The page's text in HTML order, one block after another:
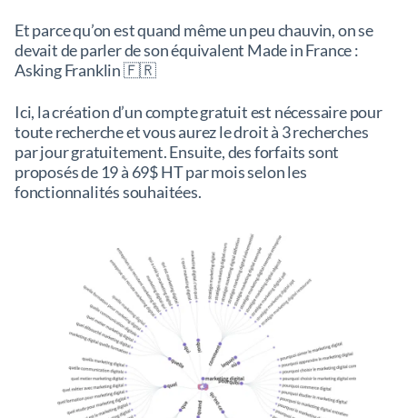
Et parce qu’on est quand même un peu chauvin, on se
devait de parler de son équivalent Made in France :
Asking Franklin 🇫🇷
Ici, la création d’un compte gratuit est nécessaire pour
toute recherche et vous aurez le droit à 3 recherches
par jour gratuitement. Ensuite, des forfaits sont
proposés de 19 à 69$ HT par mois selon les
fonctionnalités souhaitées.